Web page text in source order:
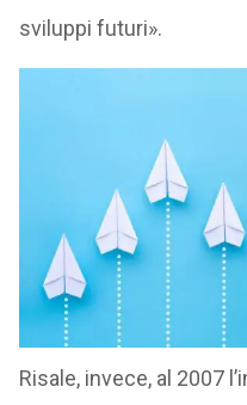
sviluppi futuri».
Risale, invece, al 2007